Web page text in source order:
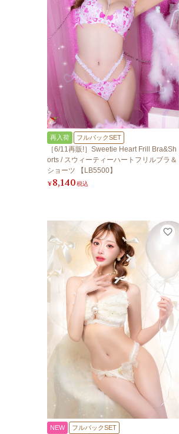
再入荷 フルバックSET
［6/11再販!］Sweetie Heart Frill Bra&Sh
orts / スウィーティーハートフリルブラ＆
ショーツ 【LB5500】
¥8,140税込
NEW フルバックSET